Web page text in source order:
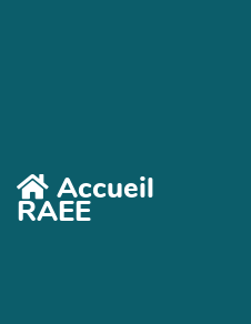
Accueil
RAEE